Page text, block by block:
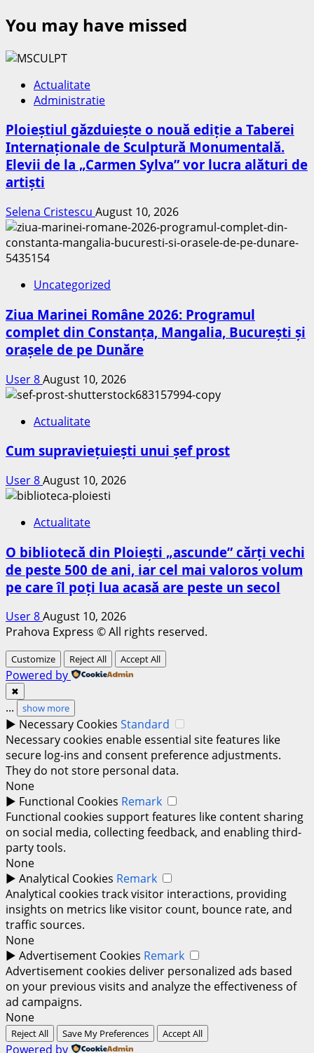
You may have missed
Actualitate
Administratie
Ploieștiul găzduiește o nouă ediție a Taberei
Internaționale de Sculptură Monumentală.
Elevii de la „Carmen Sylva” vor lucra alături de
artiști
Selena Cristescu August 10, 2026
Uncategorized
Ziua Marinei Române 2026: Programul
complet din Constanța, Mangalia, București și
orașele de pe Dunăre
User 8August 10, 2026
Actualitate
Cum supraviețuiești unui șef prost
User 8August 10, 2026
Actualitate
O bibliotecă din Ploiești „ascunde” cărți vechi
de peste 500 de ani, iar cel mai valoros volum
pe care îl poți lua acasă are peste un secol
User 8August 10, 2026
Prahova Express © All rights reserved.
Customize Reject All Accept All
Powered by
✖
... show more
► Necessary Cookies Standard
Necessary cookies enable essential site features like
secure log-ins and consent preference adjustments.
They do not store personal data.
None
► Functional Cookies Remark
Functional cookies support features like content sharing
on social media, collecting feedback, and enabling third-
party tools.
None
► Analytical Cookies Remark
Analytical cookies track visitor interactions, providing
insights on metrics like visitor count, bounce rate, and
traffic sources.
None
► Advertisement Cookies Remark
Advertisement cookies deliver personalized ads based
on your previous visits and analyze the effectiveness of
ad campaigns.
None
Reject All Save My Preferences Accept All
Powered by